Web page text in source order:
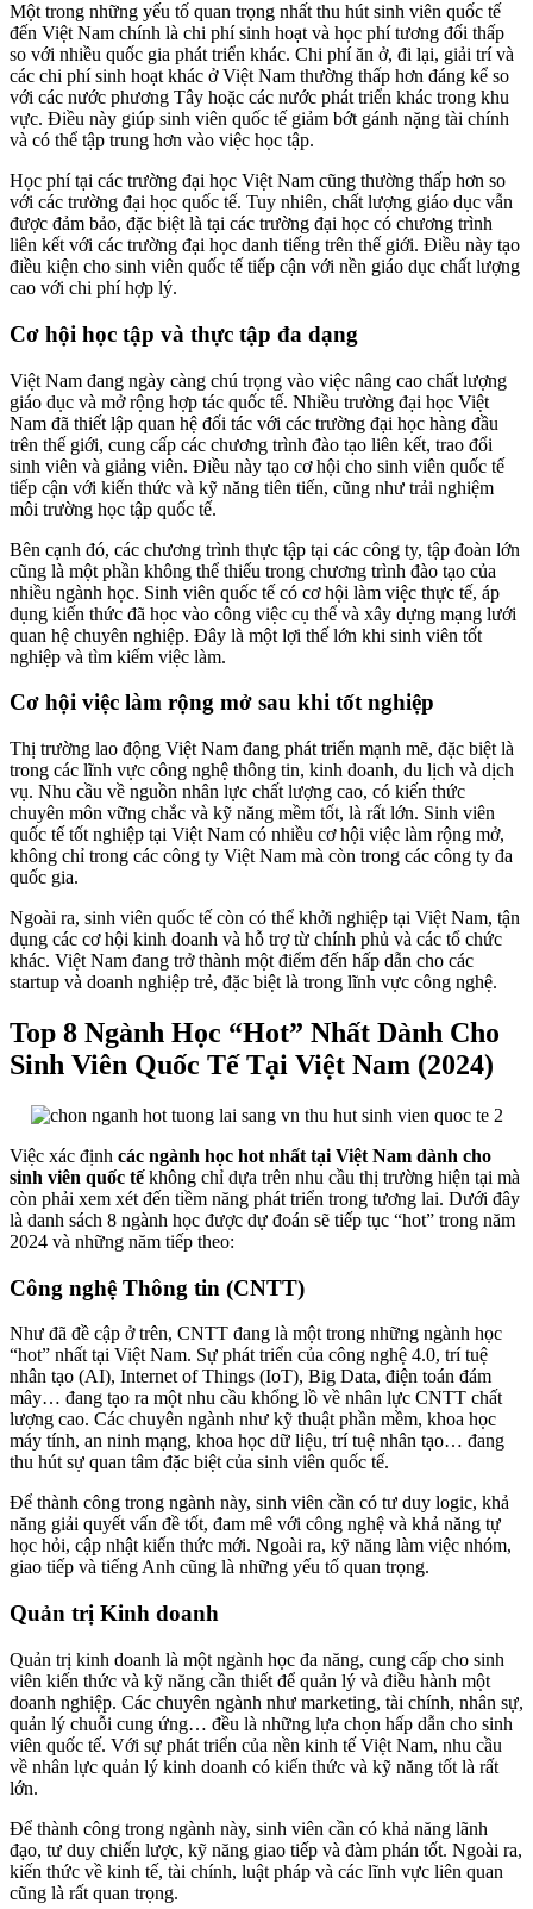
Một trong những yếu tố quan trọng nhất thu hút sinh viên quốc tế
đến Việt Nam chính là chi phí sinh hoạt và học phí tương đối thấp
so với nhiều quốc gia phát triển khác. Chi phí ăn ở, đi lại, giải trí và
các chi phí sinh hoạt khác ở Việt Nam thường thấp hơn đáng kể so
với các nước phương Tây hoặc các nước phát triển khác trong khu
vực. Điều này giúp sinh viên quốc tế giảm bớt gánh nặng tài chính
và có thể tập trung hơn vào việc học tập.
Học phí tại các trường đại học Việt Nam cũng thường thấp hơn so
với các trường đại học quốc tế. Tuy nhiên, chất lượng giáo dục vẫn
được đảm bảo, đặc biệt là tại các trường đại học có chương trình
liên kết với các trường đại học danh tiếng trên thế giới. Điều này tạo
điều kiện cho sinh viên quốc tế tiếp cận với nền giáo dục chất lượng
cao với chi phí hợp lý.
Cơ hội học tập và thực tập đa dạng
Việt Nam đang ngày càng chú trọng vào việc nâng cao chất lượng
giáo dục và mở rộng hợp tác quốc tế. Nhiều trường đại học Việt
Nam đã thiết lập quan hệ đối tác với các trường đại học hàng đầu
trên thế giới, cung cấp các chương trình đào tạo liên kết, trao đổi
sinh viên và giảng viên. Điều này tạo cơ hội cho sinh viên quốc tế
tiếp cận với kiến thức và kỹ năng tiên tiến, cũng như trải nghiệm
môi trường học tập quốc tế.
Bên cạnh đó, các chương trình thực tập tại các công ty, tập đoàn lớn
cũng là một phần không thể thiếu trong chương trình đào tạo của
nhiều ngành học. Sinh viên quốc tế có cơ hội làm việc thực tế, áp
dụng kiến thức đã học vào công việc cụ thể và xây dựng mạng lưới
quan hệ chuyên nghiệp. Đây là một lợi thế lớn khi sinh viên tốt
nghiệp và tìm kiếm việc làm.
Cơ hội việc làm rộng mở sau khi tốt nghiệp
Thị trường lao động Việt Nam đang phát triển mạnh mẽ, đặc biệt là
trong các lĩnh vực công nghệ thông tin, kinh doanh, du lịch và dịch
vụ. Nhu cầu về nguồn nhân lực chất lượng cao, có kiến thức
chuyên môn vững chắc và kỹ năng mềm tốt, là rất lớn. Sinh viên
quốc tế tốt nghiệp tại Việt Nam có nhiều cơ hội việc làm rộng mở,
không chỉ trong các công ty Việt Nam mà còn trong các công ty đa
quốc gia.
Ngoài ra, sinh viên quốc tế còn có thể khởi nghiệp tại Việt Nam, tận
dụng các cơ hội kinh doanh và hỗ trợ từ chính phủ và các tổ chức
khác. Việt Nam đang trở thành một điểm đến hấp dẫn cho các
startup và doanh nghiệp trẻ, đặc biệt là trong lĩnh vực công nghệ.
Top 8 Ngành Học “Hot” Nhất Dành Cho
Sinh Viên Quốc Tế Tại Việt Nam (2024)
Việc xác định các ngành học hot nhất tại Việt Nam dành cho
sinh viên quốc tếkhông chỉ dựa trên nhu cầu thị trường hiện tại mà
còn phải xem xét đến tiềm năng phát triển trong tương lai. Dưới đây
là danh sách 8 ngành học được dự đoán sẽ tiếp tục “hot” trong năm
2024 và những năm tiếp theo:
Công nghệ Thông tin (CNTT)
Như đã đề cập ở trên, CNTT đang là một trong những ngành học
“hot” nhất tại Việt Nam. Sự phát triển của công nghệ 4.0, trí tuệ
nhân tạo (AI), Internet of Things (IoT), Big Data, điện toán đám
mây… đang tạo ra một nhu cầu khổng lồ về nhân lực CNTT chất
lượng cao. Các chuyên ngành như kỹ thuật phần mềm, khoa học
máy tính, an ninh mạng, khoa học dữ liệu, trí tuệ nhân tạo… đang
thu hút sự quan tâm đặc biệt của sinh viên quốc tế.
Để thành công trong ngành này, sinh viên cần có tư duy logic, khả
năng giải quyết vấn đề tốt, đam mê với công nghệ và khả năng tự
học hỏi, cập nhật kiến thức mới. Ngoài ra, kỹ năng làm việc nhóm,
giao tiếp và tiếng Anh cũng là những yếu tố quan trọng.
Quản trị Kinh doanh
Quản trị kinh doanh là một ngành học đa năng, cung cấp cho sinh
viên kiến thức và kỹ năng cần thiết để quản lý và điều hành một
doanh nghiệp. Các chuyên ngành như marketing, tài chính, nhân sự,
quản lý chuỗi cung ứng… đều là những lựa chọn hấp dẫn cho sinh
viên quốc tế. Với sự phát triển của nền kinh tế Việt Nam, nhu cầu
về nhân lực quản lý kinh doanh có kiến thức và kỹ năng tốt là rất
lớn.
Để thành công trong ngành này, sinh viên cần có khả năng lãnh
đạo, tư duy chiến lược, kỹ năng giao tiếp và đàm phán tốt. Ngoài ra,
kiến thức về kinh tế, tài chính, luật pháp và các lĩnh vực liên quan
cũng là rất quan trọng.